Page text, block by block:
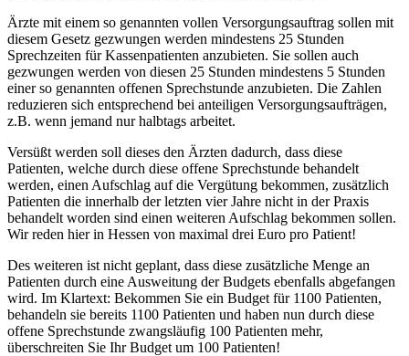
Ärzte mit einem so genannten vollen Versorgungsauftrag sollen mit
diesem Gesetz gezwungen werden mindestens 25 Stunden
Sprechzeiten für Kassenpatienten anzubieten. Sie sollen auch
gezwungen werden von diesen 25 Stunden mindestens 5 Stunden
einer so genannten offenen Sprechstunde anzubieten. Die Zahlen
reduzieren sich entsprechend bei anteiligen Versorgungsaufträgen,
z.B. wenn jemand nur halbtags arbeitet.
Versüßt werden soll dieses den Ärzten dadurch, dass diese
Patienten, welche durch diese offene Sprechstunde behandelt
werden, einen Aufschlag auf die Vergütung bekommen, zusätzlich
Patienten die innerhalb der letzten vier Jahre nicht in der Praxis
behandelt worden sind einen weiteren Aufschlag bekommen sollen.
Wir reden hier in Hessen von maximal drei Euro pro Patient!
Des weiteren ist nicht geplant, dass diese zusätzliche Menge an
Patienten durch eine Ausweitung der Budgets ebenfalls abgefangen
wird. Im Klartext: Bekommen Sie ein Budget für 1100 Patienten,
behandeln sie bereits 1100 Patienten und haben nun durch diese
offene Sprechstunde zwangsläufig 100 Patienten mehr,
überschreiten Sie Ihr Budget um 100 Patienten!